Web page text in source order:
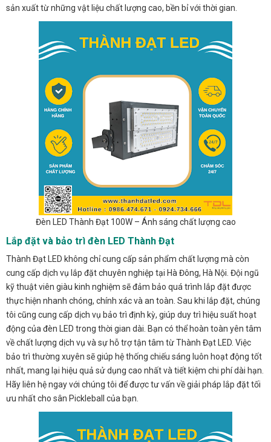
sản xuất từ những vật liệu chất lượng cao, bền bỉ với thời gian.
Đèn LED Thành Đạt 100W – Ánh sáng chất lượng cao
Lắp đặt và bảo trì đèn LED Thành Đạt
Thành Đạt LED không chỉ cung cấp sản phẩm chất lượng mà còn
cung cấp dịch vụ lắp đặt chuyên nghiệp tại Hà Đông, Hà Nội. Đội ngũ
kỹ thuật viên giàu kinh nghiệm sẽ đảm bảo quá trình lắp đặt được
thực hiện nhanh chóng, chính xác và an toàn. Sau khi lắp đặt, chúng
tôi cũng cung cấp dịch vụ bảo trì định kỳ, giúp duy trì hiệu suất hoạt
động của đèn LED trong thời gian dài. Bạn có thể hoàn toàn yên tâm
về chất lượng dịch vụ và sự hỗ trợ tận tâm từ Thành Đạt LED. Việc
bảo trì thường xuyên sẽ giúp hệ thống chiếu sáng luôn hoạt động tốt
nhất, mang lại hiệu quả sử dụng cao nhất và tiết kiệm chi phí dài hạn.
Hãy liên hệ ngay với chúng tôi để được tư vấn về giải pháp lắp đặt tối
ưu nhất cho sân Pickleball của bạn.